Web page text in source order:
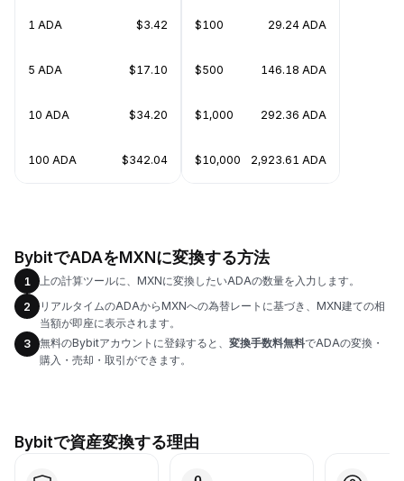
1 ADA $3.42
5 ADA $17.10
10 ADA $34.20
100 ADA $342.04
$100 29.24 ADA
$500 146.18 ADA
$1,000 292.36 ADA
$10,000 2,923.61 ADA
BybitでADAをMXNに変換する方法
1
上の計算ツールに、MXNに変換したいADAの数量を入力します。
2
リアルタイムのADAからMXNへの為替レートに基づき、MXN建ての相
当額が即座に表示されます。
3
無料のBybitアカウントに登録すると、 変換手数料無料でADAの変換・
購入・売却・取引ができます。
Bybitで資産変換する理由